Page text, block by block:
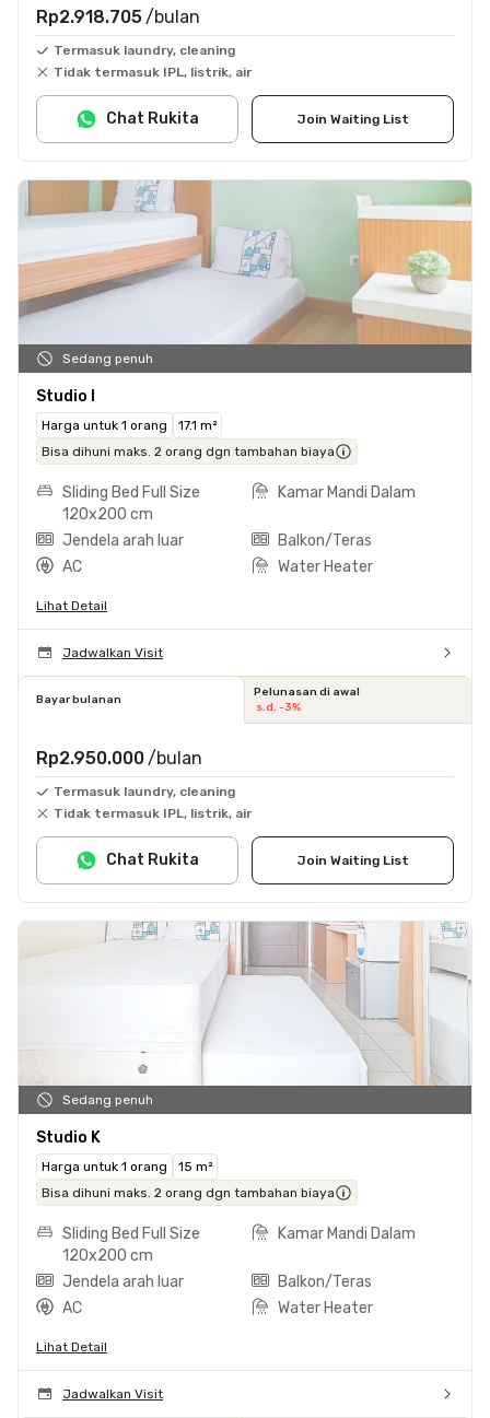
Rp2.918.705 /bulan
Termasuk laundry, cleaning
Tidak termasuk IPL, listrik, air
Join Waiting List
Chat Rukita
Sedang penuh
Studio I
Harga untuk 1 orang
17.1 m²
Bisa dihuni maks. 2 orang dgn tambahan biaya
Sliding Bed Full Size
120x200 cm
Kamar Mandi Dalam
Jendela arah luar
Balkon/Teras
AC
Water Heater
Lihat Detail
Jadwalkan Visit
Bayar bulanan
Pelunasan di awal
s.d. -3%
Rp2.950.000 /bulan
Termasuk laundry, cleaning
Tidak termasuk IPL, listrik, air
Join Waiting List
Chat Rukita
Sedang penuh
Studio K
Harga untuk 1 orang
15 m²
Bisa dihuni maks. 2 orang dgn tambahan biaya
Sliding Bed Full Size
120x200 cm
Kamar Mandi Dalam
Jendela arah luar
Balkon/Teras
AC
Water Heater
Lihat Detail
Jadwalkan Visit